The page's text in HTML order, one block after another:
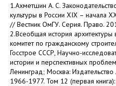
1.Ахметшин А. С.
культуры в России XIX – начала
// Вестник ОмГУ. Серия. Право.
2.Всеобщая история
комитет по гражданскому
Госстрое СССР, Научно-
истории и перспективных
Ленинград; Москва: Издательство
1966-1977. Том 12 (первая